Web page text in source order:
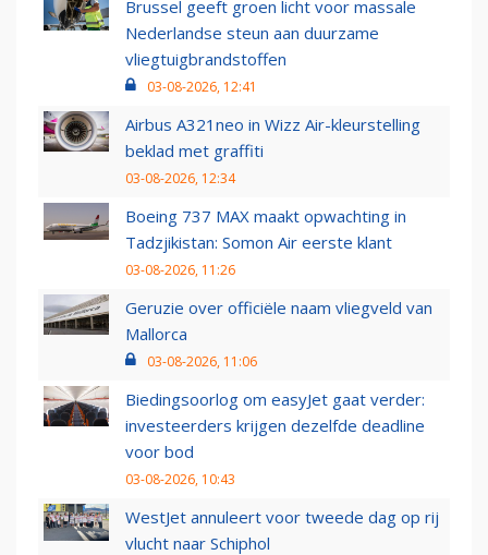
Brussel geeft groen licht voor massale
Nederlandse steun aan duurzame
vliegtuigbrandstoffen
03-08-2026, 12:41
Airbus A321neo in Wizz Air-kleurstelling
beklad met graffiti
03-08-2026, 12:34
Boeing 737 MAX maakt opwachting in
Tadzjikistan: Somon Air eerste klant
03-08-2026, 11:26
Geruzie over officiële naam vliegveld van
Mallorca
03-08-2026, 11:06
Biedingsoorlog om easyJet gaat verder:
investeerders krijgen dezelfde deadline
voor bod
03-08-2026, 10:43
WestJet annuleert voor tweede dag op rij
vlucht naar Schiphol